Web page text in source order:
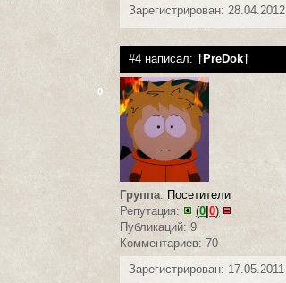
Зарегистрирован: 28.04.2012
#4 написал:†PreDok†
0
Группа: Посетители
Репутация:
(0 |0)
Публикаций: 9
Комментариев: 70
Зарегистрирован: 17.05.2011